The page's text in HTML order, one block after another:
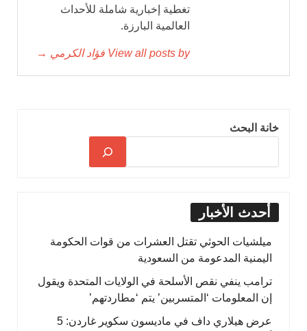
تغطية إخبارية شاملة للأحداث
العالمية البارزة.
View all posts by فؤاد الكرمي →
خانة البحث
أحدث الأخبار
ميلشيات الحوثي تقتل العشرات من قوات الحكومة
اليمنية المدعومة من السعودية
ترامب ينفي نقص الأسلحة في الولايات المتحدة ويقول
إن المعلومات ‘المتسربين’ يتم ‘مطاردتهم’
عرض هيلاري داف في ماديسون سكوير غاردن: 5